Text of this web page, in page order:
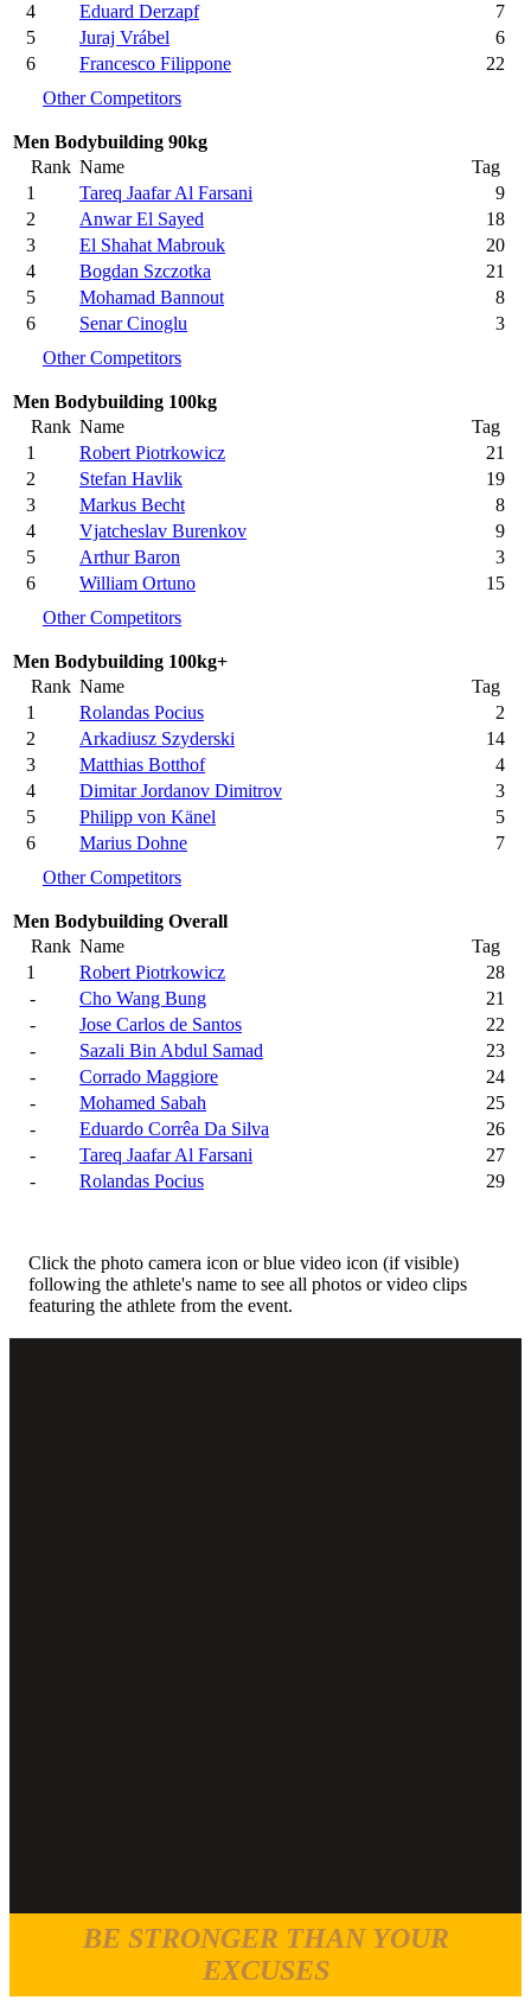
4
Eduard Derzapf
7
5
Juraj Vrábel
6
6
Francesco Filippone
22
Other Competitors
Men Bodybuilding 90kg
Rank Name
Tag
1
Tareq Jaafar Al Farsani
9
2
Anwar El Sayed
18
3
El Shahat Mabrouk
20
4
Bogdan Szczotka
21
5
Mohamad Bannout
8
6
Senar Cinoglu
3
Other Competitors
Men Bodybuilding 100kg
Rank Name
Tag
1
Robert Piotrkowicz
21
2
Stefan Havlik
19
3
Markus Becht
8
4
Vjatcheslav Burenkov
9
5
Arthur Baron
3
6
William Ortuno
15
Other Competitors
Men Bodybuilding 100kg+
Rank Name
Tag
1
Rolandas Pocius
2
2
Arkadiusz Szyderski
14
3
Matthias Botthof
4
4
Dimitar Jordanov Dimitrov
3
5
Philipp von Känel
5
6
Marius Dohne
7
Other Competitors
Men Bodybuilding Overall
Rank Name
Tag
1
Robert Piotrkowicz
28
-
Cho Wang Bung
21
-
Jose Carlos de Santos
22
-
Sazali Bin Abdul Samad
23
-
Corrado Maggiore
24
-
Mohamed Sabah
25
-
Eduardo Corrêa Da Silva
26
-
Tareq Jaafar Al Farsani
27
-
Rolandas Pocius 29
Click the photo camera icon or blue video icon (if visible)
following the athlete's name to see all photos or video clips
featuring the athlete from the event.
BE STRONGER THAN YOUR
EXCUSES